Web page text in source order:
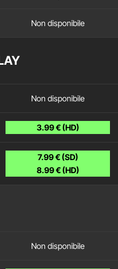
Non disponibile
Non disponibile
3.99 € (HD)
7.99 € (SD)
8.99 € (HD)
Non disponibile